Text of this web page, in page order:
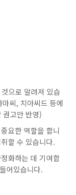
으로 알려져 있습
씨, 치아씨드 등에
고안 반영)
요한 역할을 합니
할 수 있습니다.
화하는 데 기여합
어있습니다.